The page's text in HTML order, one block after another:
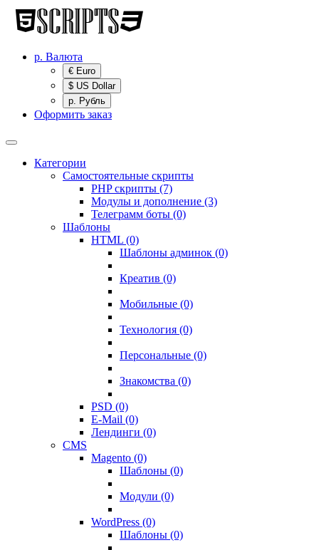
р. Валюта
€ Euro
$ US Dollar
р. Рубль
Оформить заказ
Категории
Самостоятельные скрипты
PHP скрипты (7)
Модулы и дополнение (3)
Телеграмм боты (0)
Шаблоны
HTML (0)
Шаблоны админок (0)
Креатив (0)
Мобильные (0)
Технология (0)
Персональные (0)
Знакомства (0)
PSD (0)
E-Mail (0)
Лендинги (0)
CMS
Magento (0)
Шаблоны (0)
Модули (0)
WordPress (0)
Шаблоны (0)